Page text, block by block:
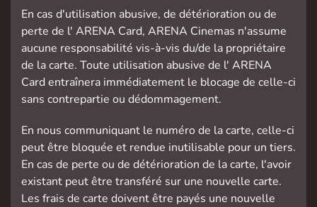
En cas d'utilisation abusive, de détérioration ou de
perte de l' ARENA Card, ARENA Cinemas n'assume
aucune responsabilité vis-à-vis du/de la propriétaire
de la carte. Toute utilisation abusive de l' ARENA
Card entraînera immédiatement le blocage de celle-ci
sans contrepartie ou dédommagement.
En nous communiquant le numéro de la carte, celle-ci
peut être bloquée et rendue inutilisable pour un tiers.
En cas de perte ou de détérioration de la carte, l'avoir
existant peut être transféré sur une nouvelle carte.
Les frais de carte doivent être payés une nouvelle